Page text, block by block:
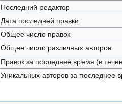
Последний редактор
Дата последней правки
Общее число правок
Общее число различных авторов
Правок за последнее время (в
Уникальных авторов за последнее